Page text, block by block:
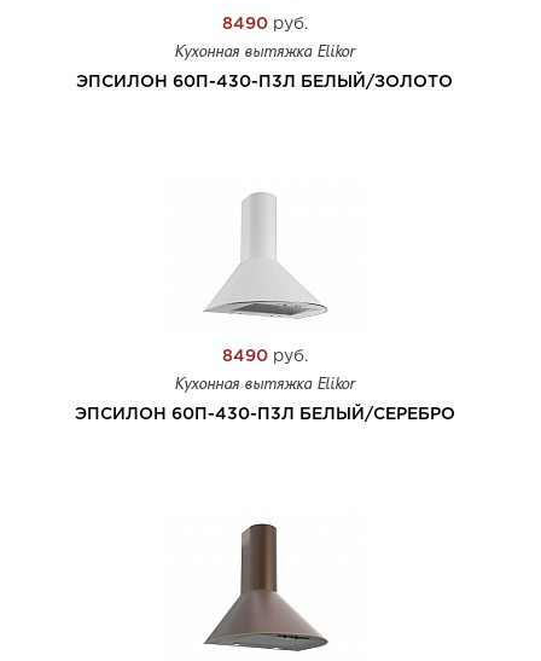
8490руб.
Кухонная вытяжка Elikor
ЭПСИЛОН 60П-430-П3Л БЕЛЫЙ/ЗОЛОТО
8490руб.
Кухонная вытяжка Elikor
ЭПСИЛОН 60П-430-П3Л БЕЛЫЙ/СЕРЕБРО